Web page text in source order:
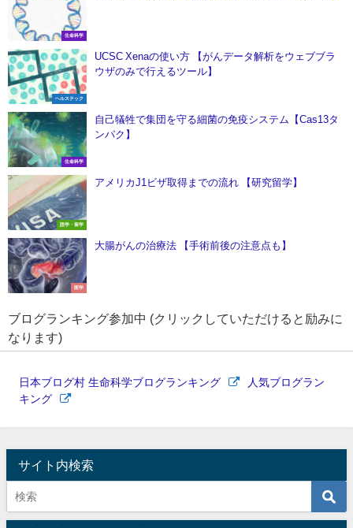
生命科学
ヘルステック
UCSC Xenaの使い方 【がんデータ解析をウェブブラ
ウザのみで行えるツール】
生命科学
自己犠牲で集団を守る細菌の免疫システム【Cas13タ
ンパク】
語学・留学
アメリカJ1ビザ取得までの流れ 【研究留学】
医学
大腸がんの治療法 【手術前後の注意点も】
ブログランキング参加中 (クリックしていただけると励みに
なります)
日本ブログ村 生命科学ブログランキング
人気ブログラン
キング
サイト内検索